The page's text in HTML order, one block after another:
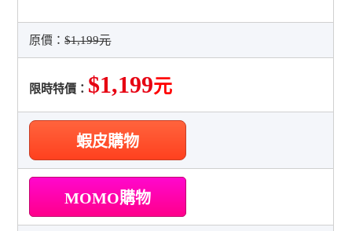
原價：$1,199元
限時特價： $1,199元
蝦皮購物
MOMO購物